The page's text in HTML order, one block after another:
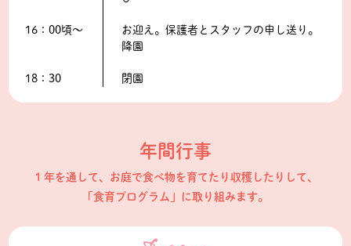
16：00頃〜
お迎え。保護者とスタッフの申し送り。
降園
18：30 閉園
年間行事
１年を通して、お庭で食べ物を育てたり収穫したりして、
「食育プログラム」に取り組みます。